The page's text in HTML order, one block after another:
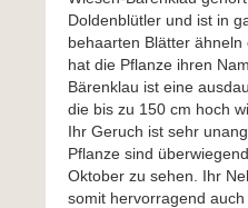
Doldenblütler und ist in
behaarten Blätter
hat die Pflanze ihren
Bärenklau ist eine
die bis zu 150 cm hoch
Ihr Geruch ist sehr
Pflanze sind
Oktober zu sehen. Ihr
somit hervorragend